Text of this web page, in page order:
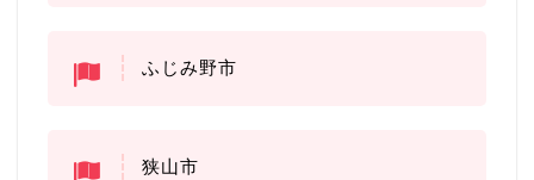
ふじみ野市
狭山市